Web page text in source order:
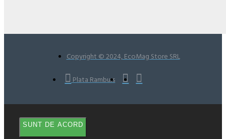
Copyright © 2024, EcoMag Store SRL
Plata Ramburs
SUNT DE ACORD